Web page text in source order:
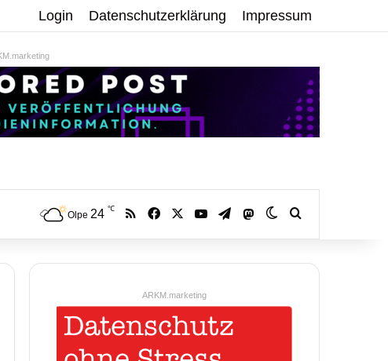
Login Datenschutzerklärung Impressum
Olpe 24 ℃ RSS Facebook YouTubeTelegramMastodonSkin umschalten
ARKM.marketing